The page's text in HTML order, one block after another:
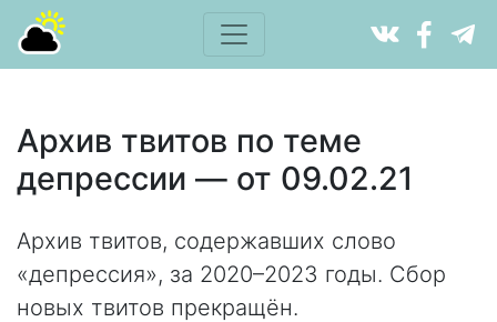
Архив твитов по теме
депрессии — от 09.02.21
Архив твитов, содержавших слово
«депрессия», за 2020–2023 годы. Сбор
новых твитов прекращён.